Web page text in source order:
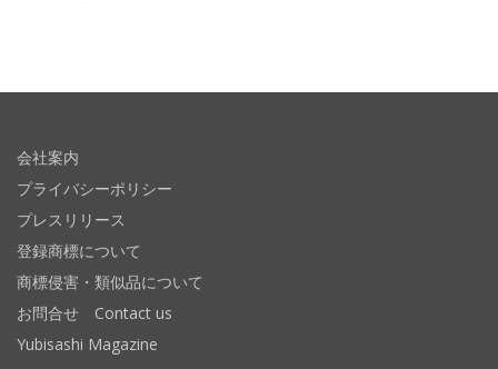
会社案内
プライバシーポリシー
プレスリリース
登録商標について
商標侵害・類似品について
お問合せ Contact us
Yubisashi Magazine